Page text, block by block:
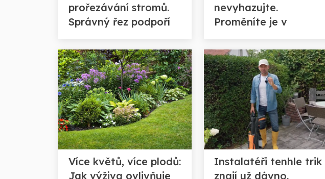
prořezávání stromů.
Správný řez podpoří
úrodu
Více květů, více plodů:
Jak výživa ovlivňuje
nevyhazujte.
Proměníte je v
která zaujme na první
pohled
Instalatéři tenhle trik
znají už dávno.